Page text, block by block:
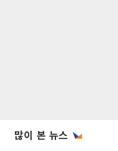
많이 본 뉴스